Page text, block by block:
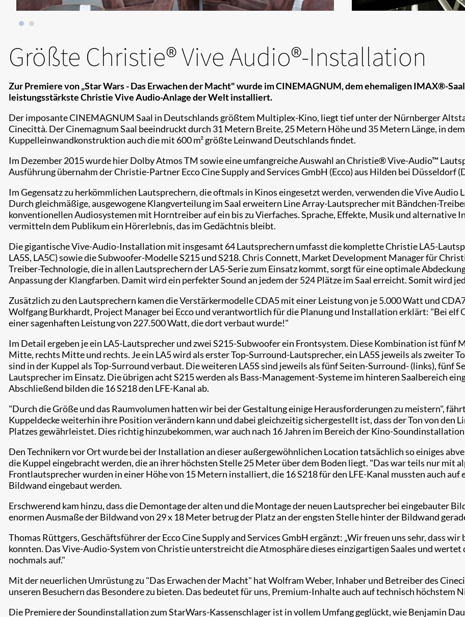
Größte Christie® Vive Audio®-Installation
Zur Premiere von „Star Wars - Das Erwachen der Macht" wurde im CINEMAGNUM, dem ehemaligen IMAX®-
leistungsstärkste Christie Vive Audio-Anlage der Welt installiert.
Der imposante CINEMAGNUM Saal in Deutschlands größtem Multiplex-Kino, liegt tief unter der Nürnberger
Cinecittà. Der Cinemagnum Saal beeindruckt durch 31 Metern Breite, 25 Metern Höhe und 35 Metern Länge, in
Kuppelleinwandkonstruktion auch die mit 600 m² größte Leinwand Deutschlands findet.
Im Dezember 2015 wurde hier Dolby Atmos TM sowie eine umfangreiche Auswahl an Christie® Vive-Audio™
Ausführung übernahm der Christie-Partner Ecco Cine Supply and Services GmbH (Ecco) aus Hilden bei Düsseldorf
Im Gegensatz zu herkömmlichen Lautsprechern, die oftmals in Kinos eingesetzt werden, verwenden die Vive Audio
Durch gleichmäßige, ausgewogene Klangverteilung im Saal erweitern Line Array-Lautsprecher mit Bändchen-
konventionellen Audiosystemen mit Horntreiber auf ein bis zu Vierfaches. Sprache, Effekte, Musik und alternative
vermitteln dem Publikum ein Hörerlebnis, das im Gedächtnis bleibt.
Die gigantische Vive-Audio-Installation mit insgesamt 64 Lautsprechern umfasst die komplette Christie LA5-
LA5S, LA5C) sowie die Subwoofer-Modelle S215 und S218. Chris Connett, Market Development Manager für
Treiber-Technologie, die in allen Lautsprechern der LA5-Serie zum Einsatz kommt, sorgt für eine optimale
Anpassung der Klangfarben. Damit wird ein perfekter Sound an jedem der 524 Plätze im Saal erreicht. Somit wird
Zusätzlich zu den Lautsprechern kamen die Verstärkermodelle CDA5 mit einer Leistung von je 5.000 Watt und
Wolfgang Burkhardt, Project Manager bei Ecco und verantwortlich für die Planung und Installation erklärt: "Bei elf
einer sagenhaften Leistung von 227.500 Watt, die dort verbaut wurde!"
Im Detail ergeben je ein LA5-Lautsprecher und zwei S215-Subwoofer ein Frontsystem. Diese Kombination ist fünf
Mitte, rechts Mitte und rechts. Je ein LA5 wird als erster Top-Surround-Lautsprecher, ein LA5S jeweils als zweiter
sind in der Kuppel als Top-Surround verbaut. Die weiteren LA5S sind jeweils als fünf Seiten-Surround- (links), fünf
Lautsprecher im Einsatz. Die übrigen acht S215 werden als Bass-Management-Systeme im hinteren Saalbereich
Abschließend bilden die 16 S218 den LFE-Kanal ab.
"Durch die Größe und das Raumvolumen hatten wir bei der Gestaltung einige Herausforderungen zu meistern",
Kuppeldecke weiterhin ihre Position verändern kann und dabei gleichzeitig sichergestellt ist, dass der Ton von den
Platzes gewährleistet. Dies richtig hinzubekommen, war auch nach 16 Jahren im Bereich der Kino-
Den Technikern vor Ort wurde bei der Installation an dieser außergewöhnlichen Location tatsächlich so einiges
die Kuppel eingebracht werden, die an ihrer höchsten Stelle 25 Meter über dem Boden liegt. "Das war teils nur mit
Frontlautsprecher wurden in einer Höhe von 15 Metern installiert, die 16 S218 für den LFE-Kanal mussten auch
Bildwand eingebaut werden.
Erschwerend kam hinzu, dass die Demontage der alten und die Montage der neuen Lautsprecher bei eingebauter
enormen Ausmaße der Bildwand von 29 x 18 Meter betrug der Platz an der engsten Stelle hinter der Bildwand
Thomas Rüttgers, Geschäftsführer der Ecco Cine Supply and Services GmbH ergänzt: „Wir freuen uns sehr, dass
konnten. Das Vive-Audio-System von Christie unterstreicht die Atmosphäre dieses einzigartigen Saales und
nochmals auf."
Mit der neuerlichen Umrüstung zu "Das Erwachen der Macht" hat Wolfram Weber, Inhaber und Betreiber des
unseren Besuchern das Besondere zu bieten. Das bedeutet für uns, Premium-Inhalte auch auf technisch höchstem
Die Premiere der Soundinstallation zum StarWars-Kassenschlager ist in vollem Umfang geglückt, wie Benjamin